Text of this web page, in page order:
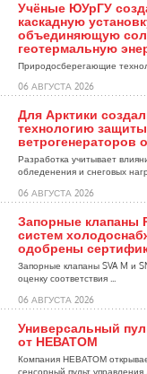
Учёные ЮУрГУ
каскадную
объединяющую
геотермальную
Природосберегающие
06 АВГУСТА 2026
Для Арктики
технологию защиты
ветрогенераторов
Разработка учитывает
обледенения и снеговых
06 АВГУСТА 2026
Запорные клапаны
систем
одобрены
Запорные клапаны SVA M и
оценку соответствия ...
06 АВГУСТА 2026
Универсальный
от НЕВАТОМ
Компания НЕВАТОМ
сенсорный пульт управления